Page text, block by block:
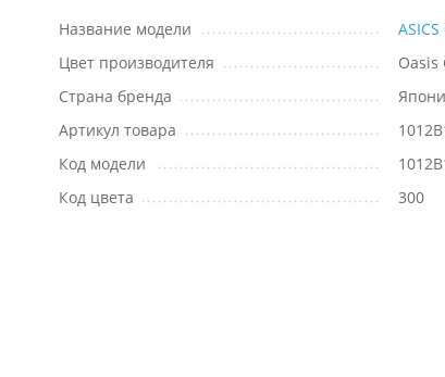
Название модели
ASICS
Цвет производителя
Oasis
Страна бренда
Артикул товара
Код модели
Код цвета
300